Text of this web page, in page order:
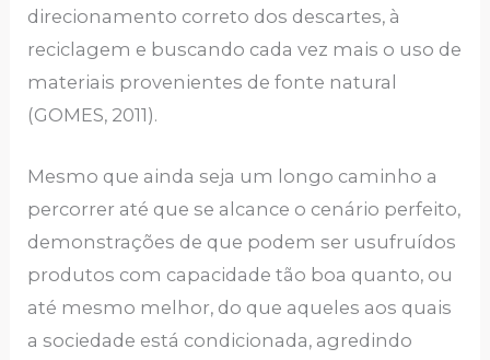
direcionamento correto dos descartes, à
reciclagem e buscando cada vez mais o uso de
materiais provenientes de fonte natural
(GOMES, 2011).
Mesmo que ainda seja um longo caminho a
percorrer até que se alcance o cenário perfeito,
demonstrações de que podem ser usufruídos
produtos com capacidade tão boa quanto, ou
até mesmo melhor, do que aqueles aos quais
a sociedade está condicionada, agredindo